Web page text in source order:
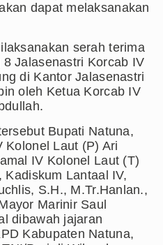
dapat melaksanakan
serah terima
Jalasenastri Korcab IV
di Kantor Jalasenastri
oleh Ketua Korcab IV
Bupati Natuna,
Kolonel Laut (P) Ari
IV Kolonel Laut (T)
Kadiskum Lantaal IV,
S.H., M.Tr.Hanlan.,
Marinir Saul
dibawah jajaran
Kabupaten Natuna,